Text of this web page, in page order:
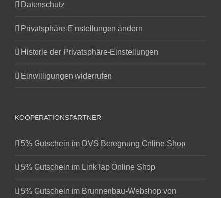
Datenschutz
Privatsphäre-Einstellungen ändern
Historie der Privatsphäre-Einstellungen
Einwilligungen widerrufen
KOOPERATIONSPARTNER
5% Gutschein im DVS Beregnung Online Shop
5% Gutschein im LinkTap Online Shop
5% Gutschein im Brunnenbau-Webshop von